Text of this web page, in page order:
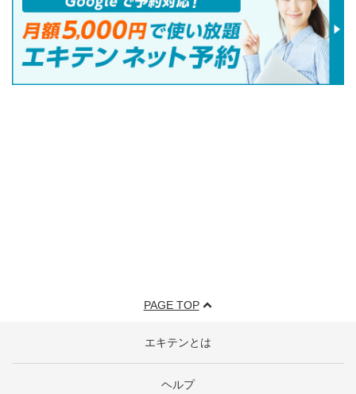
PAGE TOP
エキテンとは
ヘルプ